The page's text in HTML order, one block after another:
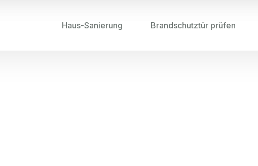
Haus-Sanierung Brandschutztür prüfen